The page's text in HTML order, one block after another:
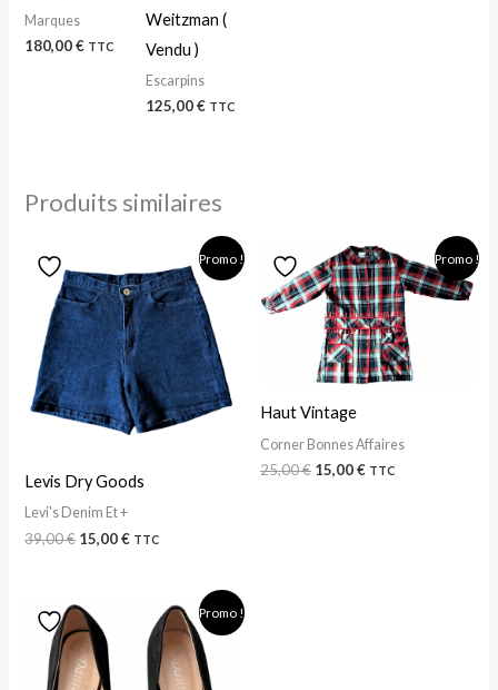
Marques
180,00€ TTC
Weitzman (
Vendu )
Escarpins
125,00€ TTC
Produits similaires
Promo !
Levis Dry Goods
Levi's Denim Et +
39,00€
prix
initial
était :
39,00 €.
15,00€
prix
actuel
est :
15,00 €.
TTC
Promo !
Haut Vintage
Corner Bonnes Affaires
25,00€
prix
initial
était :
25,00 €.
15,00€
Le
prix
actuel
est :
15,00 €.
TTC
Promo !
Le
prix
initial
était :
80,00 €.
prix
actuel
est :
19,99 €.